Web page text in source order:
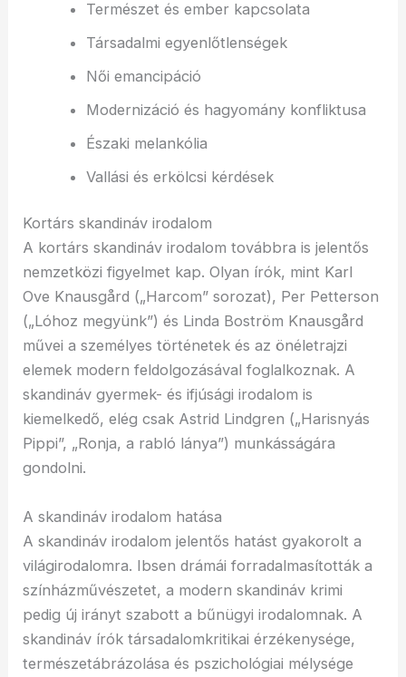
Természet és ember kapcsolata
Társadalmi egyenlőtlenségek
Női emancipáció
Modernizáció és hagyomány konfliktusa
Északi melankólia
Vallási és erkölcsi kérdések
Kortárs skandináv irodalom
A kortárs skandináv irodalom továbbra is jelentős
nemzetközi figyelmet kap. Olyan írók, mint Karl
Ove Knausgård („Harcom” sorozat), Per Petterson
(„Lóhoz megyünk”) és Linda Boström Knausgård
művei a személyes történetek és az önéletrajzi
elemek modern feldolgozásával foglalkoznak. A
skandináv gyermek- és ifjúsági irodalom is
kiemelkedő, elég csak Astrid Lindgren („Harisnyás
Pippi”, „Ronja, a rabló lánya”) munkásságára
gondolni.
A skandináv irodalom hatása
A skandináv irodalom jelentős hatást gyakorolt a
világirodalomra. Ibsen drámái forradalmasították a
színházművészetet, a modern skandináv krimi
pedig új irányt szabott a bűnügyi irodalomnak. A
skandináv írók társadalomkritikai érzékenysége,
természetábrázolása és pszichológiai mélysége